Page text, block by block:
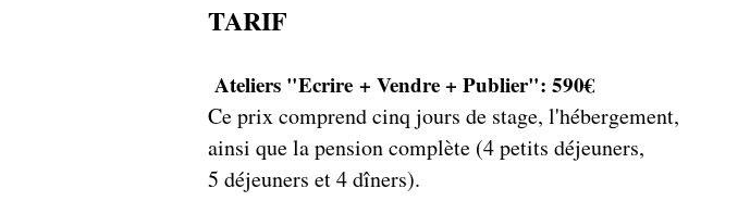
TARIF
Ateliers "Ecrire + Vendre + Publier": 590€
Ce prix comprend cinq jours de stage, l'hébergement,
ainsi que la pension complète (4 petits déjeuners,
5 déjeuners et 4 dîners).